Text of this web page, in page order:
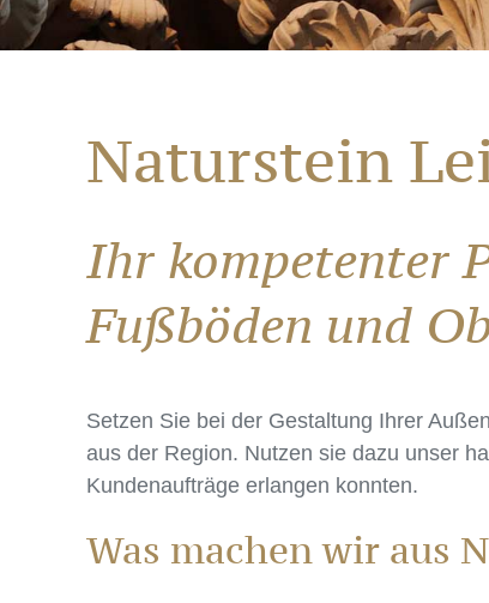
Naturstein
Ihr kompetenter
Fußböden und
Setzen Sie bei der Gestaltung Ihrer
aus der Region. Nutzen sie dazu unser
Kundenaufträge erlangen konnten.
Was machen wir aus